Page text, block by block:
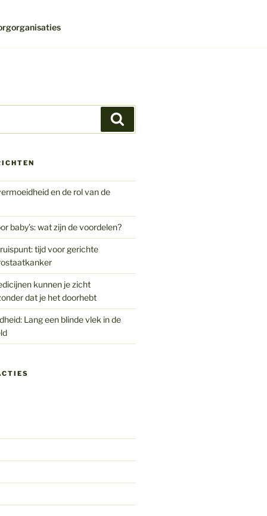
en de rol van de
baby’s: wat zijn de voordelen?
tijd voor gerichte
kunnen je zicht
dat je het doorhebt
Lang een blinde vlek in de